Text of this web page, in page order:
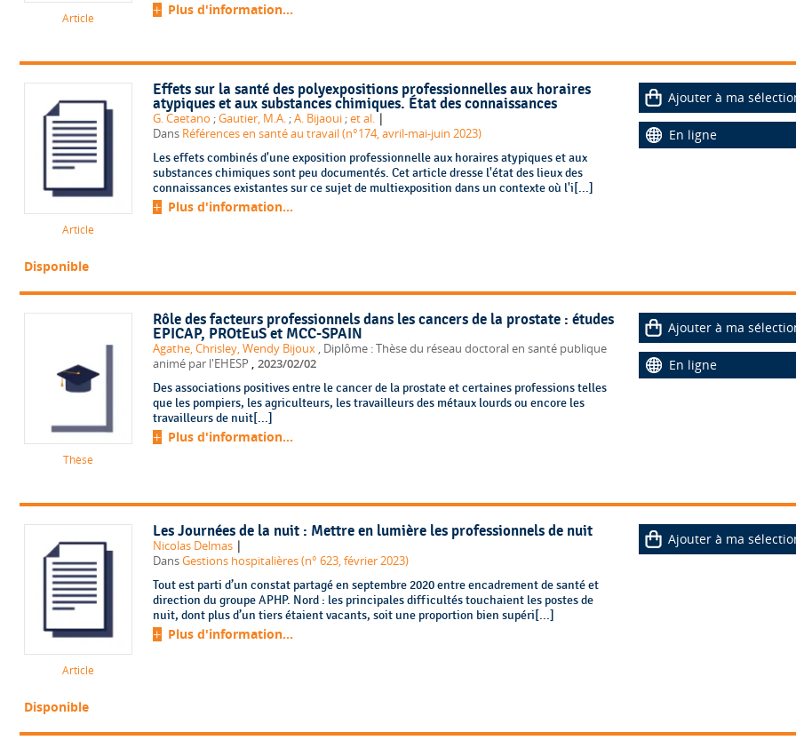
Article
Plus d'information...
Article
Effets sur la santé des polyexpositions professionnelles aux horaires
atypiques et aux substances chimiques. État des connaissances
G. Caetano ;Gautier, M.A. ;A. Bijaoui ;et al.|
Dans
Références en santé au travail (n°174, avril-mai-juin 2023)
Les effets combinés d'une exposition professionnelle aux horaires atypiques et aux
substances chimiques sont peu documentés. Cet article dresse l'état des lieux des
connaissances existantes sur ce sujet de multiexposition dans un contexte où l'i[...]
Plus d'information...
Ajouter à ma
En ligne
Disponible
Thèse
Rôle des facteurs professionnels dans les cancers de la prostate : études
EPICAP, PROtEuS et MCC-SPAIN
Agathe, Chrisley, Wendy Bijoux , Diplôme : Thèse du réseau doctoral en santé publique
animé par l'EHESP , 2023/02/02
Des associations positives entre le cancer de la prostate et certaines professions telles
que les pompiers, les agriculteurs, les travailleurs des métaux lourds ou encore les
travailleurs de nuit[...]
Plus d'information...
Ajouter à ma
En ligne
Article
Les Journées de la nuit : Mettre en lumière les professionnels de nuit
Nicolas Delmas |
DansGestions hospitalières (n° 623, février 2023)
Tout est parti d’un constat partagé en septembre 2020 entre encadrement de santé et
direction du groupe APHP. Nord : les principales difficultés touchaient les postes de
nuit, dont plus d’un tiers étaient vacants, soit une proportion bien supéri[...]
Plus d'information...
Ajouter à ma
Disponible